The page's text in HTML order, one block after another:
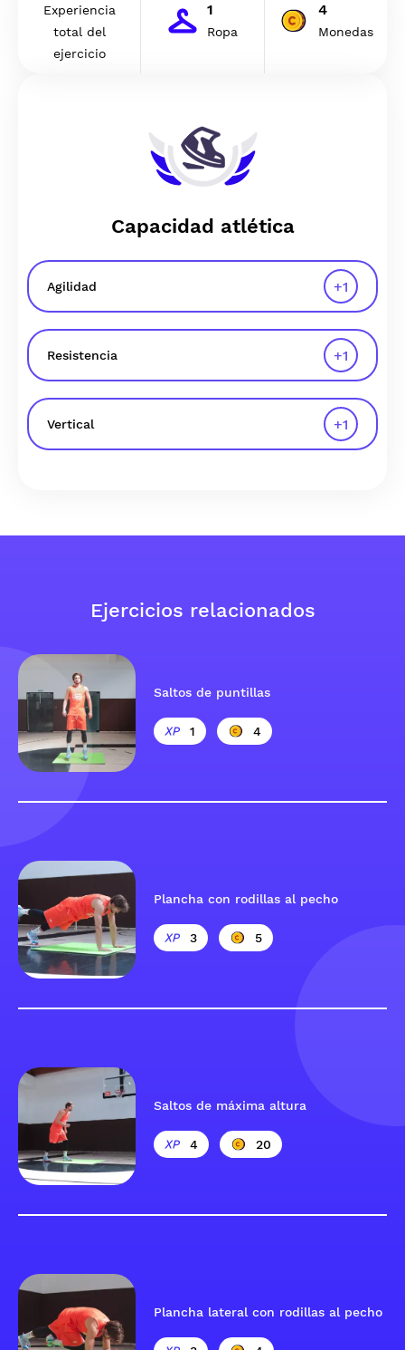
Experiencia
total del
ejercicio
1
Ropa
4
Monedas
Capacidad atlética
Agilidad +1
Resistencia +1
Vertical +1
Ejercicios relacionados
Saltos de puntillas
1 4
Plancha con rodillas al pecho
3 5
Saltos de máxima altura
4 20
Plancha lateral con rodillas al pecho